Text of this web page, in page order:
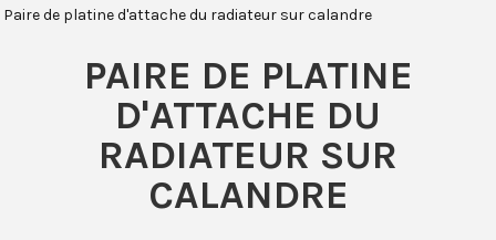
Paire de platine d'attache du radiateur sur calandre
PAIRE DE PLATINE
D'ATTACHE DU
RADIATEUR SUR
CALANDRE